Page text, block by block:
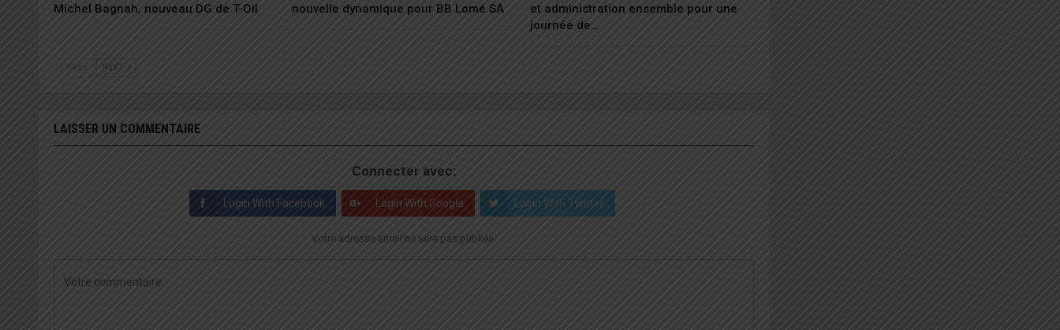
Michel Bagnah, nouveau DG de T-Oil
nouvelle dynamique pour BB Lomé SA
et administration ensemble pour une
journée de…
NEXT
LAISSER UN COMMENTAIRE
Connecter avec:
Login With Facebook Login With Google Login With Twitter
Votre adresse email ne sera pas publiée.